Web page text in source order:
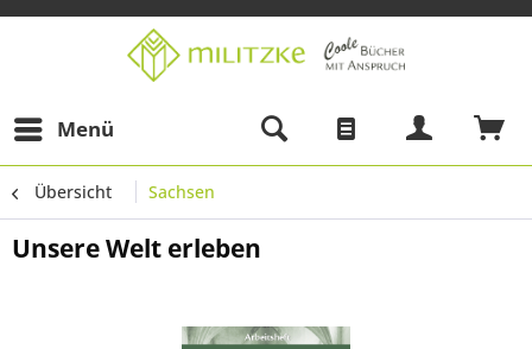
Menü
Übersicht Sachsen
Unsere Welt erleben